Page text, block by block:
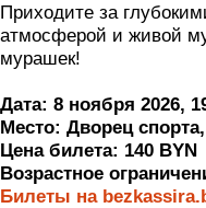
Приходите за
атмосферой и живой
мурашек!
Дата: 8 ноября 2026,
Место: Дворец
Цена билета: 140 BYN
Возрастное
Билеты на